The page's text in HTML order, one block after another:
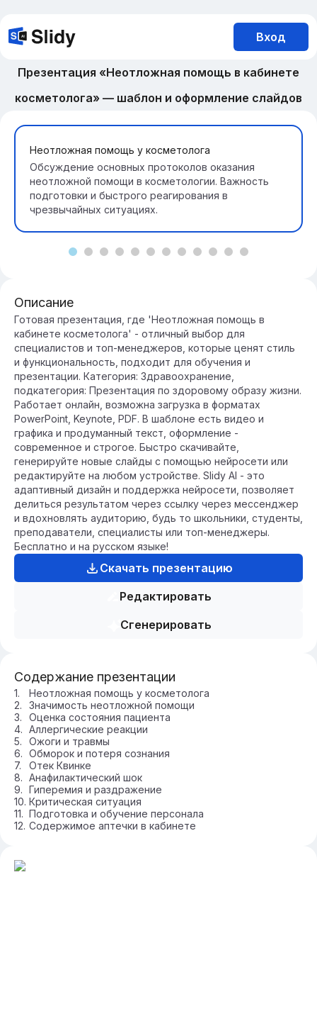
Вход
Презентация «Неотложная помощь в кабинете
косметолога» — шаблон и оформление слайдов
Неотложная помощь у косметолога
Обсуждение основных протоколов оказания
неотложной помощи в косметологии. Важность
подготовки и быстрого реагирования в
чрезвычайных ситуациях.
Описание
Готовая презентация, где 'Неотложная помощь в
кабинете косметолога' - отличный выбор для
специалистов и топ-менеджеров, которые ценят стиль
и функциональность, подходит для обучения и
презентации. Категория: Здравоохранение,
подкатегория: Презентация по здоровому образу жизни.
Работает онлайн, возможна загрузка в форматах
PowerPoint, Keynote, PDF. В шаблоне есть видео и
графика и продуманный текст, оформление -
современное и строгое. Быстро скачивайте,
генерируйте новые слайды с помощью нейросети или
редактируйте на любом устройстве. Slidy AI - это
адаптивный дизайн и поддержка нейросети, позволяет
делиться результатом через ссылку через мессенджер
и вдохновлять аудиторию, будь то школьники, студенты,
преподаватели, специалисты или топ-менеджеры.
Бесплатно и на русском языке!
Скачать презентацию
Редактировать
Сгенерировать
Содержание презентации
Неотложная помощь у косметолога
Значимость неотложной помощи
Оценка состояния пациента
Аллергические реакции
Ожоги и травмы
Обморок и потеря сознания
Отек Квинке
Анафилактический шок
Гиперемия и раздражение
Критическая ситуация
Подготовка и обучение персонала
Содержимое аптечки в кабинете